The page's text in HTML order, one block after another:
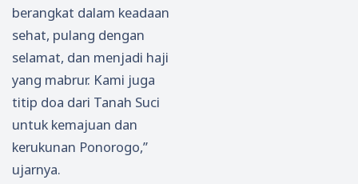
berangkat dalam keadaan
sehat, pulang dengan
selamat, dan menjadi haji
yang mabrur. Kami juga
titip doa dari Tanah Suci
untuk kemajuan dan
kerukunan Ponorogo,”
ujarnya.